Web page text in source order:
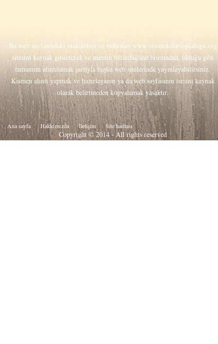
Bu web sayfasındaki makaleleri ve videoları www.ortodokslartoplulugu.org
sitesini kaynak göstererek ve metnin bütünlüğünü bozmadan, olduğu gibi
tamamını alıntılamak şartıyla başka web sitelerinde yayınlayabilirsiniz.
Kısmen alıntı yapmak ve hazırlayanın ya da web sayfasının ismini kaynak
olarak belirtmeden kopyalamak yasaktır.
Ana sayfa Hakkιmιzda İletişim Site haritası
Copyright © 2014 - All rights reserved